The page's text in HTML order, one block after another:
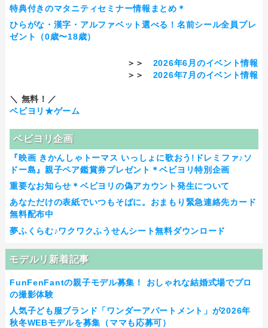
特典付きのマタニティセミナー情報まとめ＊
ひらがな・漢字・アルファベット選べる！名前シール全員プレ
ゼント（0歳〜18歳）
＞＞ 2026年6月のイベント情報
＞＞ 2026年7月のイベント情報
＼ 無料！／
ベビヨリ★ゲーム
ベビヨリ企画
『映画 きかんしゃトーマス いっしょに歌おう!ドレミファ♪ソ
ドー島』親子ペア鑑賞券プレゼント＊ベビヨリ特別企画
重要なお知らせ＊ベビヨリの偽アカウント発生について
あなただけの表紙でいつもそばに。おまもり緊急連絡先カード
無料配布中
夢ふくらむ♪ワクワクふうせんシート無料ダウンロード
モデルリ新着記事
FunFenFantの親子モデル募集！ おしゃれな結婚式場でプロ
の撮影体験
人気子ども服ブランド「ワンダーアパートメント」が2026年
秋冬WEBモデルを募集（ママも応募可）